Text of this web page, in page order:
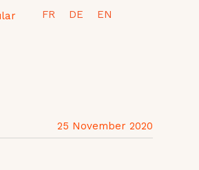
FR DE EN
25 November 2020